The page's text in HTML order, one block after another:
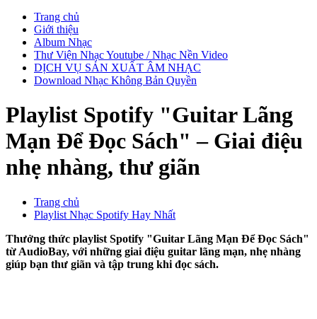
Trang chủ
Giới thiệu
Album Nhạc
Thư Viện Nhạc Youtube / Nhạc Nền Video
DỊCH VỤ SẢN XUẤT ÂM NHẠC
Download Nhạc Không Bản Quyền
Playlist Spotify "Guitar Lãng
Mạn Để Đọc Sách" – Giai điệu
nhẹ nhàng, thư giãn
Trang chủ
Playlist Nhạc Spotify Hay Nhất
Thưởng thức playlist Spotify "Guitar Lãng Mạn Để Đọc Sách"
từ AudioBay, với những giai điệu guitar lãng mạn, nhẹ nhàng
giúp bạn thư giãn và tập trung khi đọc sách.